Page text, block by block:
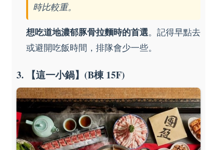
時比較重。
想吃道地濃郁豚骨拉麵時的首選。記得早點去
或避開吃飯時間，排隊會少一些。
3. 【這一小鍋】(B棟 15F)